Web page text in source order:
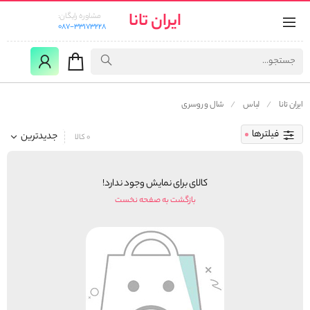
ایران تانا
مشاوره رایگان:
087-33173228
ایران تانا لباس شال و روسری
فیلترها جدیدترین 0 کالا
کالای برای نمایش وجود ندارد!
بازگشت به صفحه نخست